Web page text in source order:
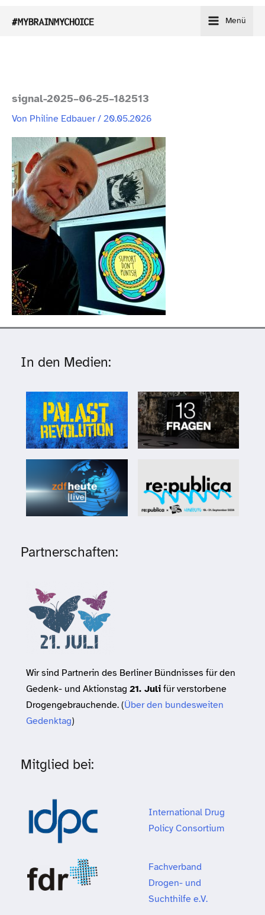
Inhalt
Menü
signal-2025–06-25–182513
Von Philine Edbauer/20.05.2026
In den Medien:
Partnerschaften:
Wir sind Partnerin des Berliner Bündnisses für den
Gedenk- und Aktionstag 21. Julifür verstorbene
Drogengebrauchende. (Über den bundesweiten
Gedenktag)
Mitglied bei:
International Drug
Policy Consortium
Fachverband
Drogen- und
Suchthilfe e.V.